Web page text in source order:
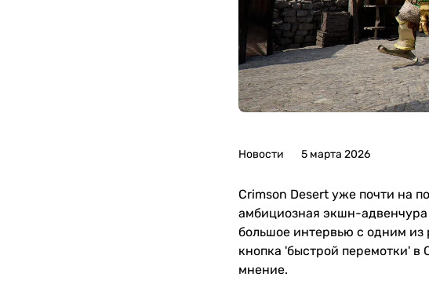
Новости 5 марта 2026
Crimson Desert уже почти на
амбициозная экшн-
большое интервью с одним из
кнопка 'быстрой перемотки' в
мнение.